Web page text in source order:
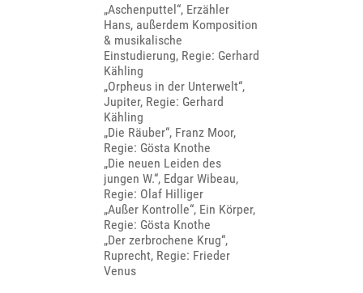
„Aschenputtel“, Erzähler
Hans, außerdem Komposition
& musikalische
Einstudierung, Regie: Gerhard
Kähling
„Orpheus in der Unterwelt“,
Jupiter, Regie: Gerhard
Kähling
„Die Räuber“, Franz Moor,
Regie: Gösta Knothe
„Die neuen Leiden des
jungen W.“, Edgar Wibeau,
Regie: Olaf Hilliger
„Außer Kontrolle“, Ein Körper,
Regie: Gösta Knothe
„Der zerbrochene Krug“,
Ruprecht, Regie: Frieder
Venus